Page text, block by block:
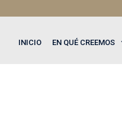
INICIO EN QUÉ CREEMOS